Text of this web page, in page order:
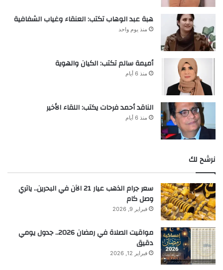
هبة عبد الوهاب تكتب: العنقاء وغياب الشفافية
منذ يوم واحد
أميمة سالم تكتب: الكيان والهوية
منذ 6 أيام
الناقد أحمد فرحات يكتب: اللقاء الأخير
منذ 6 أيام
نرشح لك
سعر جرام الذهب عيار 21 الآن في البحرين.. ياتري
وصل كام
فبراير 9, 2026
مواقيت الصلاة في رمضان 2026.. جدول يومي
دقيق
فبراير 12, 2026